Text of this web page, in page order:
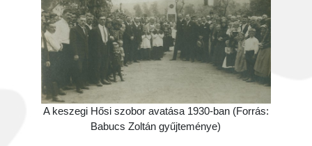
A keszegi Hősi szobor avatása 1930-ban (Forrás:
Babucs Zoltán gyűjteménye)